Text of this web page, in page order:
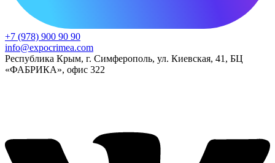
+7 (978) 900 90 90
info@expocrimea.com
Республика Крым, г. Симферополь, ул. Киевская, 41, БЦ
«ФАБРИКА», офис 322